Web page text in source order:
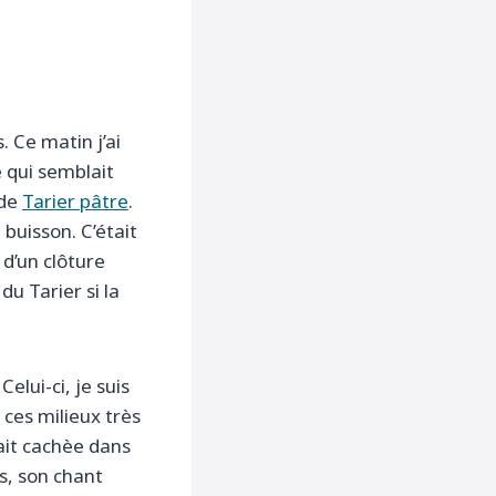
Ce matin j’ai
qui semblait
Tarier pâtre.
C’était
clôture
Tarier si la
ci, je suis
ces milieux très
cachèe dans
son chant